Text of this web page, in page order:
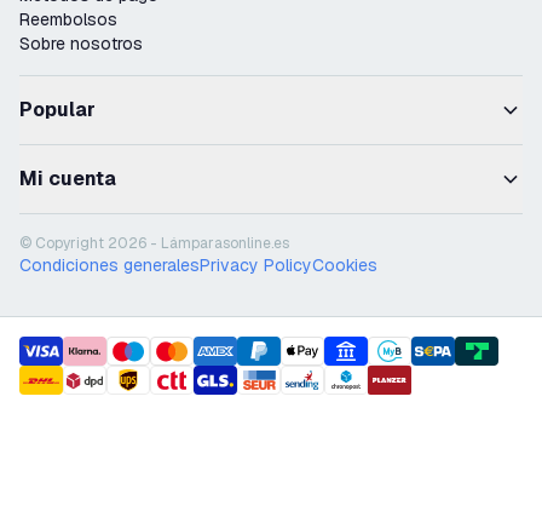
Reembolsos
Sobre nosotros
Popular
Mi cuenta
© Copyright 2026 - Lámparasonline.es
Condiciones generalesPrivacy PolicyCookies
payment methods
shipment methods